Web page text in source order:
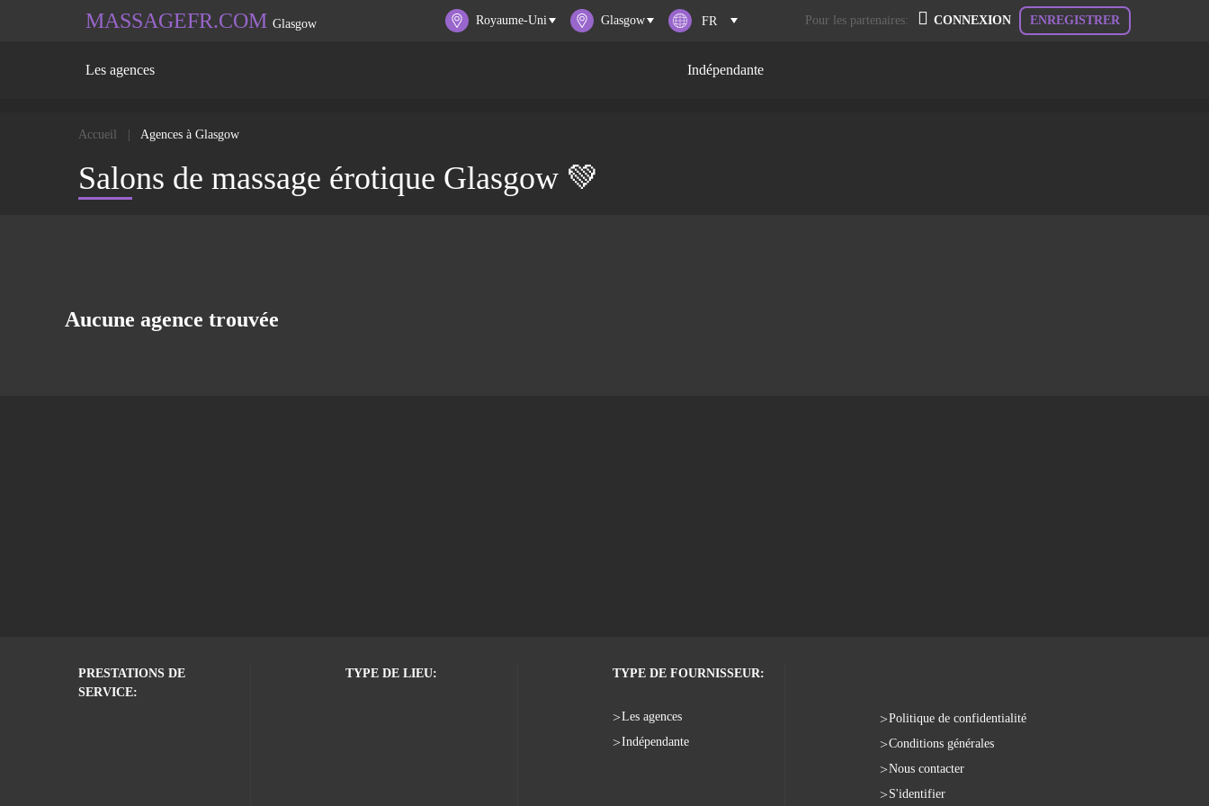
MASSAGEFR.COM Glasgow Royaume-Uni Glasgow Pour les partenaires: CONNEXION ENREGISTRER
Les agences Indépendante
Accueil Agences à Glasgow
Salons de massage érotique Glasgow 💚
Aucune agence trouvée
PRESTATIONS DE
SERVICE:
TYPE DE LIEU: TYPE DE FOURNISSEUR:
Les agences
Indépendante
Politique de confidentialité
Conditions générales
Nous contacter
S'identifier